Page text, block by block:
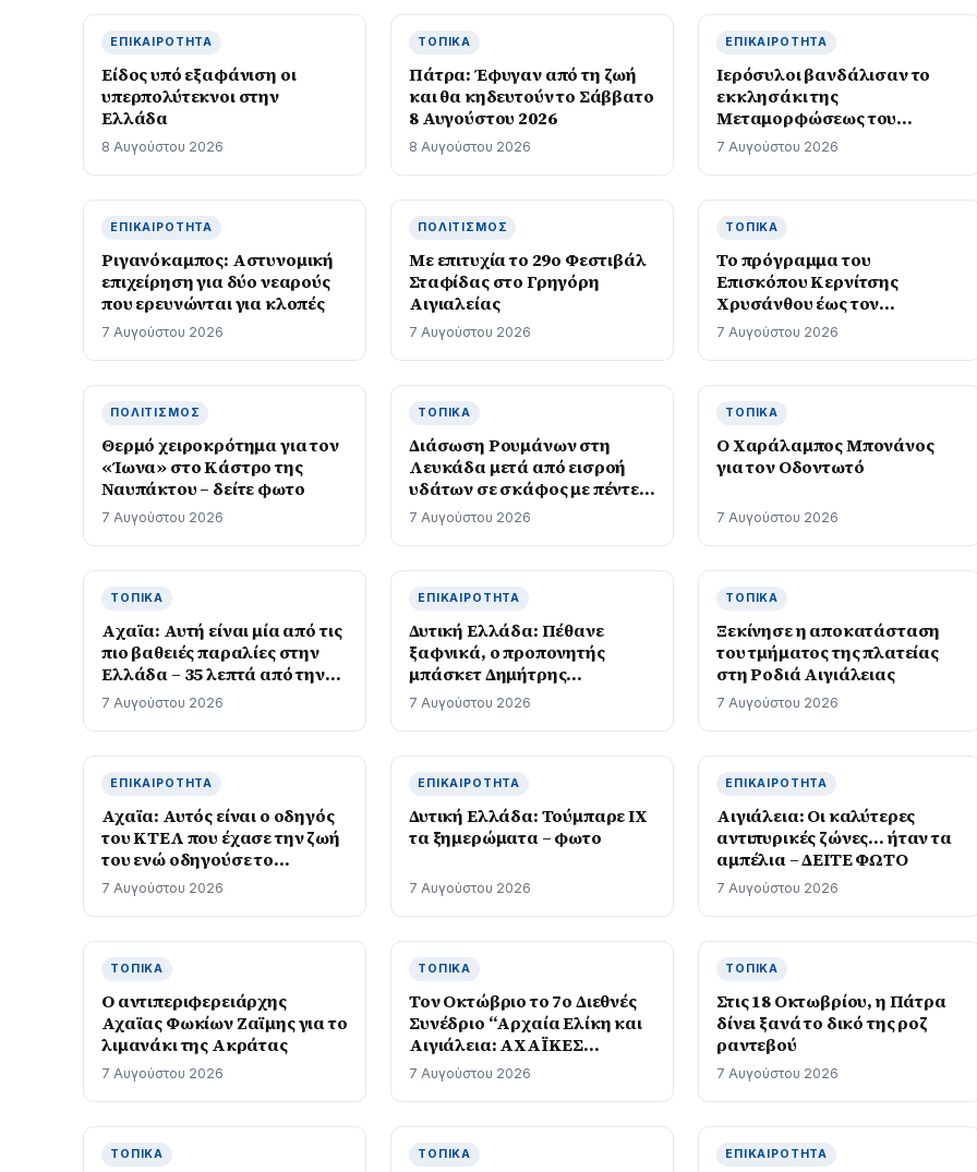
ΕΠΙΚΑΙΡΌΤΗΤΑ
Είδος υπό εξαφάνιση οι
υπερπολύτεκνοι στην
Ελλάδα
8 Αυγούστου 2026
ΤΟΠΙΚΆ
Πάτρα: Έφυγαν από τη ζωή
και θα κηδευτούν το Σάββατο
8 Αυγούστου 2026
8 Αυγούστου 2026
ΕΠΙΚΑΙΡΌΤΗΤΑ
Ιερόσυλοι βανδάλισαν το
εκκλησάκι της
Μεταμορφώσεως του
Σωτήρος
7 Αυγούστου 2026
ΕΠΙΚΑΙΡΌΤΗΤΑ
Ριγανόκαμπος: Αστυνομική
επιχείρηση για δύο νεαρούς
που ερευνώνται για κλοπές
7 Αυγούστου 2026
ΠΟΛΙΤΙΣΜΌΣ
Με επιτυχία το 29ο Φεστιβάλ
Σταφίδας στο Γρηγόρη
Aιγιαλείας
7 Αυγούστου 2026
ΤΟΠΙΚΆ
Το πρόγραμμα του
Επισκόπου Κερνίτσης
Χρυσάνθου έως τον
Δεκαπενταύγουστο
7 Αυγούστου 2026
ΠΟΛΙΤΙΣΜΌΣ
Θερμό χειροκρότημα για τον
«Ίωνα» στο Κάστρο της
Ναυπάκτου – δείτε φωτο
7 Αυγούστου 2026
ΤΟΠΙΚΆ
Διάσωση Ρουμάνων στη
Λευκάδα μετά από εισροή
υδάτων σε σκάφος με πέντε
επιβαίνοντες
7 Αυγούστου 2026
ΤΟΠΙΚΆ
Ο Χαράλαμπος Μπονάνος
για τον Οδοντωτό
7 Αυγούστου 2026
ΤΟΠΙΚΆ
Aχαϊα: Αυτή είναι μία από τις
πιο βαθειές παραλίες στην
Ελλάδα – 35 λεπτά από την
Πάτρα
7 Αυγούστου 2026
ΕΠΙΚΑΙΡΌΤΗΤΑ
Δυτική Ελλάδα: Πέθανε
ξαφνικά, ο προπονητής
μπάσκετ Δημήτρης
Καρατσώρης
7 Αυγούστου 2026
ΤΟΠΙΚΆ
Ξεκίνησε η αποκατάσταση
του τμήματος της πλατείας
στη Ροδιά Αιγιάλειας
7 Αυγούστου 2026
ΕΠΙΚΑΙΡΌΤΗΤΑ
Αχαϊα: Αυτός είναι ο οδηγός
του ΚΤΕΛ που έχασε την ζωή
του ενώ οδηγούσε το
λεωφορείο – φωτο
7 Αυγούστου 2026
ΕΠΙΚΑΙΡΌΤΗΤΑ
Δυτική Ελλάδα: Τούμπαρε ΙΧ
τα ξημερώματα – φωτο
7 Αυγούστου 2026
ΕΠΙΚΑΙΡΌΤΗΤΑ
Αιγιάλεια: Οι καλύτερες
αντιπυρικές ζώνες… ήταν τα
αμπέλια – ΔΕΙΤΕ ΦΩΤΟ
7 Αυγούστου 2026
ΤΟΠΙΚΆ
O αντιπεριφερειάρχης
Αχαϊας Φωκίων Ζαϊμης για το
λιμανάκι της Ακράτας
7 Αυγούστου 2026
ΤΟΠΙΚΆ
Τον Οκτώβριο το 7ο Διεθνές
Συνέδριο “Αρχαία Ελίκη και
Αιγιάλεια: ΑΧΑΪΚΕΣ
ΑΠΟΙΚΙΕΣ – Από την Ιωνία
στην Μεγάλη Ελλάδα”
7 Αυγούστου 2026
ΤΟΠΙΚΆ
Στις 18 Οκτωβρίου, η Πάτρα
δίνει ξανά το δικό της ροζ
ραντεβού
7 Αυγούστου 2026
ΤΟΠΙΚΆ ΤΟΠΙΚΆ ΕΠΙΚΑΙΡΌΤΗΤΑ